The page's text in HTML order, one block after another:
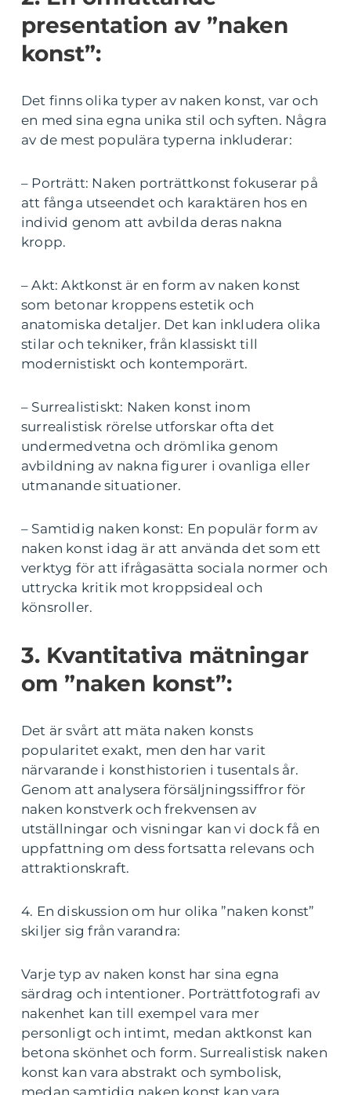
presentation av ”naken
konst”:
Det finns olika typer av naken konst, var och
en med sina egna unika stil och syften. Några
av de mest populära typerna inkluderar:
– Porträtt: Naken porträttkonst fokuserar på
att fånga utseendet och karaktären hos en
individ genom att avbilda deras nakna
kropp.
– Akt: Aktkonst är en form av naken konst
som betonar kroppens estetik och
anatomiska detaljer. Det kan inkludera olika
stilar och tekniker, från klassiskt till
modernistiskt och kontemporärt.
– Surrealistiskt: Naken konst inom
surrealistisk rörelse utforskar ofta det
undermedvetna och drömlika genom
avbildning av nakna figurer i ovanliga eller
utmanande situationer.
– Samtidig naken konst: En populär form av
naken konst idag är att använda det som ett
verktyg för att ifrågasätta sociala normer och
uttrycka kritik mot kroppsideal och
könsroller.
3. Kvantitativa mätningar
om ”naken konst”:
Det är svårt att mäta naken konsts
popularitet exakt, men den har varit
närvarande i konsthistorien i tusentals år.
Genom att analysera försäljningssiffror för
naken konstverk och frekvensen av
utställningar och visningar kan vi dock få en
uppfattning om dess fortsatta relevans och
attraktionskraft.
4. En diskussion om hur olika ”naken konst”
skiljer sig från varandra:
Varje typ av naken konst har sina egna
särdrag och intentioner. Porträttfotografi av
nakenhet kan till exempel vara mer
personligt och intimt, medan aktkonst kan
betona skönhet och form. Surrealistisk naken
konst kan vara abstrakt och symbolisk,
medan samtidig naken konst kan vara